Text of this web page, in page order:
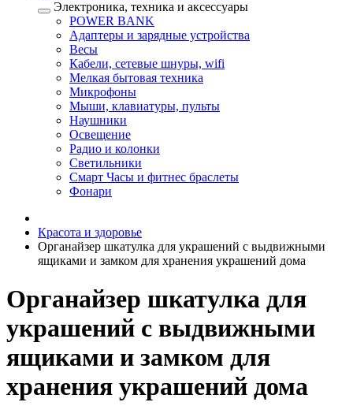
Электроника, техника и аксессуары
POWER BANK
Адаптеры и зарядные устройства
Весы
Кабели, сетевые шнуры, wifi
Мелкая бытовая техника
Микрофоны
Мыши, клавиатуры, пульты
Наушники
Освещение
Радио и колонки
Светильники
Смарт Часы и фитнес браслеты
Фонари
Красота и здоровье
Органайзер шкатулка для украшений с выдвижными
ящиками и замком для хранения украшений дома
Органайзер шкатулка для
украшений с выдвижными
ящиками и замком для
хранения украшений дома